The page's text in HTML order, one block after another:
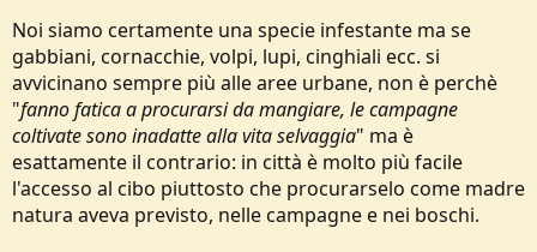
50 km) si fanno vivi, in certi periodi dell'anno, in cerca di cibo. Mi
sono fatto l'idea che la fame non la patiscono solo alcuni miliardi di
esseri umani, ma anche un numero molto maggiore di animali
selvaggi.
Cordiali saluti
Noi siamo certamente una specie infestante ma se
gabbiani, cornacchie, volpi, lupi, cinghiali ecc. si
avvicinano sempre più alle aree urbane, non è perchè
"fanno fatica a procurarsi da mangiare, le campagne
coltivate sono inadatte alla vita selvaggia" ma è
esattamente il contrario: in città è molto più facile
l'accesso al cibo piuttosto che procurarselo come madre
natura aveva previsto, nelle campagne e nei boschi.